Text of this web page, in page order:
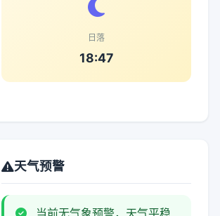
日落
18:47
天气预警
当前无气象预警，天气平稳